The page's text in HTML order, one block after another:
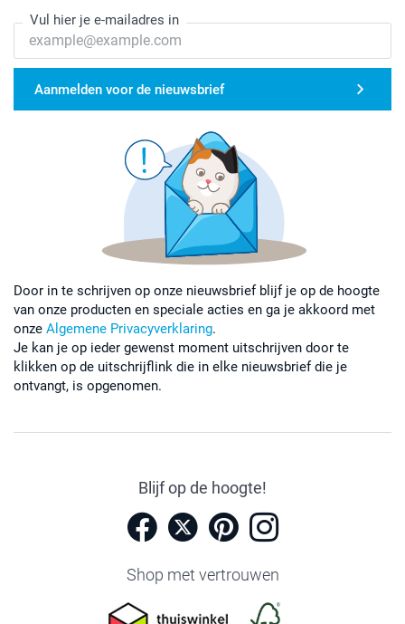
Vul hier je e-mailadres in
Aanmelden voor de nieuwsbrief
Door in te schrijven op onze nieuwsbrief blijf je op de hoogte
van onze producten en speciale acties en ga je akkoord met
onze Algemene Privacyverklaring.
Je kan je op ieder gewenst moment uitschrijven door te
klikken op de uitschrijflink die in elke nieuwsbrief die je
ontvangt, is opgenomen.
Blijf op de hoogte!
Shop met vertrouwen